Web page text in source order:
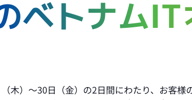
ベトナム
木）～30日（金）の2日間にわたり、お客